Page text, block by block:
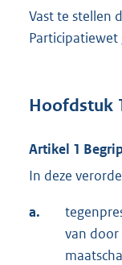
Vast te stellen
Hoofdstuk
Artikel 1
In deze
a.
van